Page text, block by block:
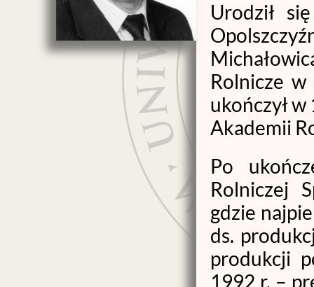
Urodził
Rolnicze w
ukończył
Akademii
Po
Rolniczej
gdzie
ds.
produkcji
1992 r. –